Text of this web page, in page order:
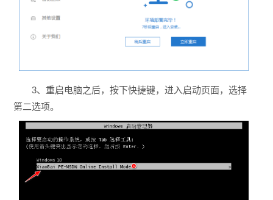
3、重启电脑之后，按下快捷键，进入启动页面，选择
第二选项。